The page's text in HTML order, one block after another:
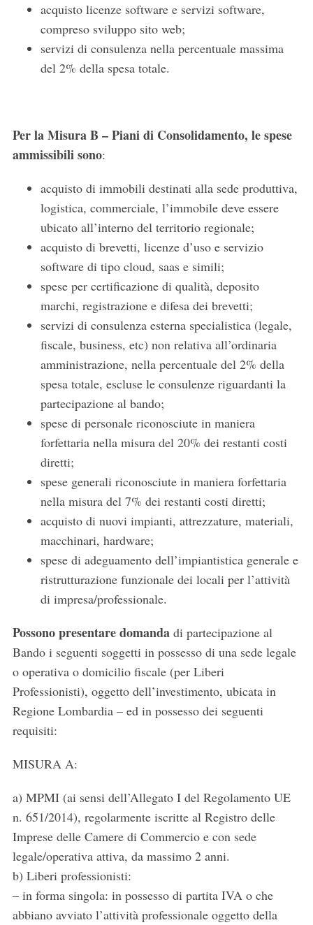
acquisto licenze software e servizi software,
compreso sviluppo sito web;
servizi di consulenza nella percentuale massima
del 2% della spesa totale.
Per la Misura B – Piani di Consolidamento, le spese
ammissibili sono:
acquisto di immobili destinati alla sede produttiva,
logistica, commerciale, l’immobile deve essere
ubicato all’interno del territorio regionale;
acquisto di brevetti, licenze d’uso e servizio
software di tipo cloud, saas e simili;
spese per certificazione di qualità, deposito
marchi, registrazione e difesa dei brevetti;
servizi di consulenza esterna specialistica (legale,
fiscale, business, etc) non relativa all’ordinaria
amministrazione, nella percentuale del 2% della
spesa totale, escluse le consulenze riguardanti la
partecipazione al bando;
spese di personale riconosciute in maniera
forfettaria nella misura del 20% dei restanti costi
diretti;
spese generali riconosciute in maniera forfettaria
nella misura del 7% dei restanti costi diretti;
acquisto di nuovi impianti, attrezzature, materiali,
macchinari, hardware;
spese di adeguamento dell’impiantistica generale e
ristrutturazione funzionale dei locali per l’attività
di impresa/professionale.
Possono presentare domandadi partecipazione al
Bando i seguenti soggetti in possesso di una sede legale
o operativa o domicilio fiscale (per Liberi
Professionisti), oggetto dell’investimento, ubicata in
Regione Lombardia – ed in possesso dei seguenti
requisiti:
MISURA A:
a) MPMI (ai sensi dell’Allegato I del Regolamento UE
n. 651/2014), regolarmente iscritte al Registro delle
Imprese delle Camere di Commercio e con sede
legale/operativa attiva, da massimo 2 anni.
b) Liberi professionisti:
– in forma singola: in possesso di partita IVA o che
abbiano avviato l’attività professionale oggetto della
S
e
r
c
f
r
: